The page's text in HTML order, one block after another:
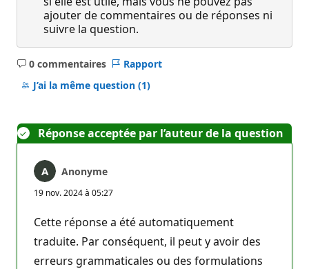
ajouter de commentaires ou de réponses ni
suivre la question.
0 commentaires
Aucun
commentaire
Rapport
J’ai la même question (1)
Réponse acceptée par l’auteur de la question
Anonyme
19 nov. 2024 à 05:27
Cette réponse a été automatiquement
traduite. Par conséquent, il peut y avoir des
erreurs grammaticales ou des formulations